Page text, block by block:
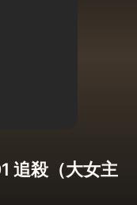
追殺（大女主